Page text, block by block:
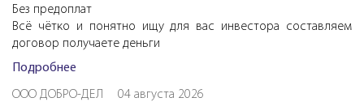
Без предоплат
Всё чётко и понятно ищу для вас инвестора составляем
договор получаете деньги
Подробнее
ООО ДОБРО-ДЕЛ 04 августа 2026